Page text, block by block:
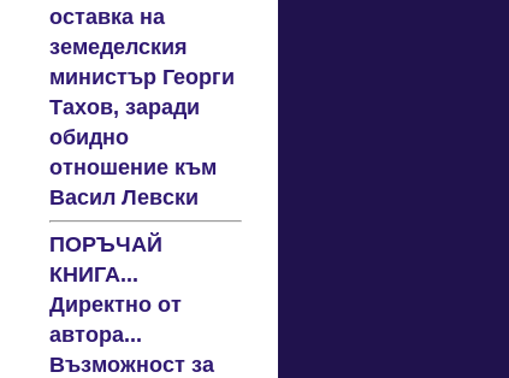
оставка на
земеделския
министър Георги
Тахов, заради
обидно
отношение към
Васил Левски
ПОРЪЧАЙ
КНИГА...
Директно от
автора...
Възможност за